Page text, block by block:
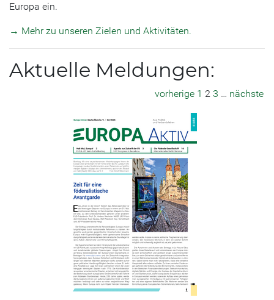
Europa ein.
→ Mehr zu unseren Zielen und Aktivitäten.
Aktuelle Meldungen:
vorherige 1 2 3 … nächste